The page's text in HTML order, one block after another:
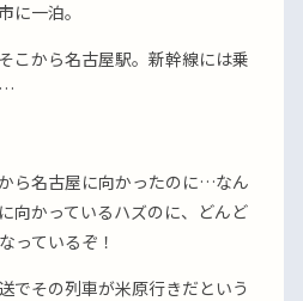
に一泊。
こから名古屋駅。新幹線には乗
ら名古屋に向かったのに…なん
向かっているハズのに、どんど
っているぞ！
でその列車が米原行きだという